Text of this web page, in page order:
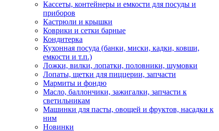
Кассеты, контейнеры и емкости для посуды и
приборов
Кастрюли и крышки
Коврики и сетки барные
Кондитерка
Кухонная посуда (банки, миски, кадки, ковши,
емкости и т.п.)
Ложки, вилки, лопатки, половники, шумовки
Лопаты, щетки для пиццерии, запчасти
Мармиты и фондю
Масло, баллончики, зажигалки, запчасти к
светильникам
Машинки для пасты, овощей и фруктов, насадки к
ним
Новинки